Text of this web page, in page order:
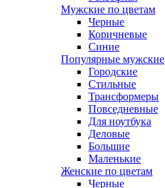
Мужские по цветам
Черные
Коричневые
Синие
Популярные мужские
Городские
Стильные
Трансформеры
Повседневные
Для ноутбука
Деловые
Большие
Маленькие
Женские по цветам
Черные